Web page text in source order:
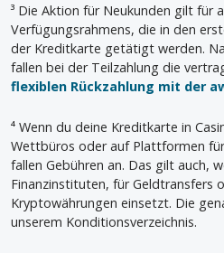
³ Die Aktion für Neukunden gilt für
Verfügungsrahmens, die in den
der Kreditkarte getätigt werden.
fallen bei der Teilzahlung die
flexiblen Rückzahlung mit der
⁴ Wenn du deine Kreditkarte in
Wettbüros oder auf Plattformen
fallen Gebühren an. Das gilt auch,
Finanzinstituten, für Geldtransfers
Kryptowährungen einsetzt. Die
unserem Konditionsverzeichnis.